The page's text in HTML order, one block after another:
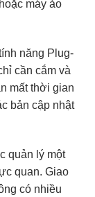
máy ảo
năng Plug-
cần cắm và
mất thời gian
bản cập nhật
quản lý một
quan. Giao
có nhiều